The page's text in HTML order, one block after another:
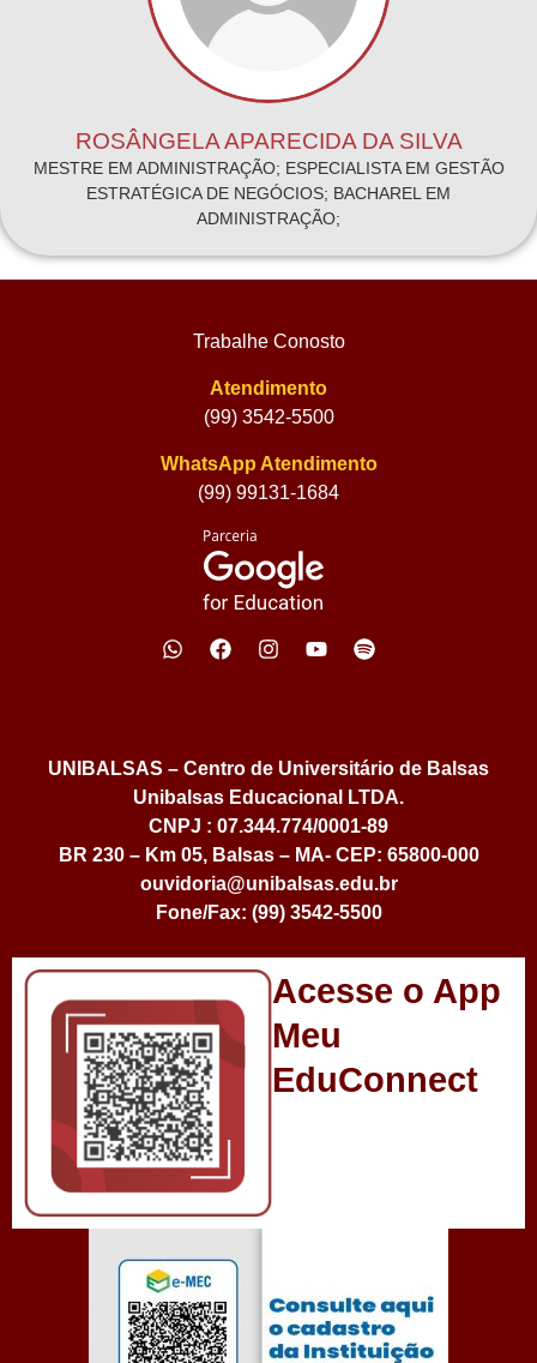
ROSÂNGELA APARECIDA DA SILVA
MESTRE EM ADMINISTRAÇÃO; ESPECIALISTA EM GESTÃO
ESTRATÉGICA DE NEGÓCIOS; BACHAREL EM
ADMINISTRAÇÃO;
Trabalhe Conosto
Atendimento
(99) 3542-5500
WhatsApp Atendimento
(99) 99131-1684
UNIBALSAS – Centro de Universitário de Balsas
Unibalsas Educacional LTDA.
CNPJ : 07.344.774/0001-89
BR 230 – Km 05, Balsas – MA- CEP: 65800-000
ouvidoria@unibalsas.edu.br
Fone/Fax: (99) 3542-5500
Acesse o App
Meu
EduConnect